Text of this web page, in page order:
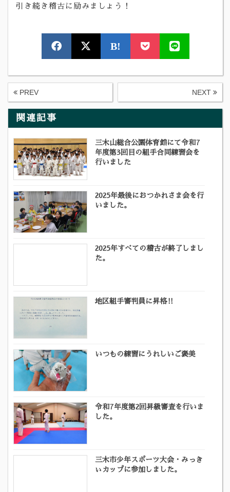
引き続き稽古に励みましょう！
B!
PREV NEXT
関連記事
三木山総合公園体育館にて令和7
年度第3回目の組手合同練習会を
行いました
2025年最後におつかれさま会を行
いました。
2025年すべての稽古が終了しまし
た。
地区組手審判員に昇格‼
いつもの練習にうれしいご褒美
令和7年度第2回昇級審査を行いま
した。
三木市少年スポーツ大会・みっき
ぃカップに参加しました。